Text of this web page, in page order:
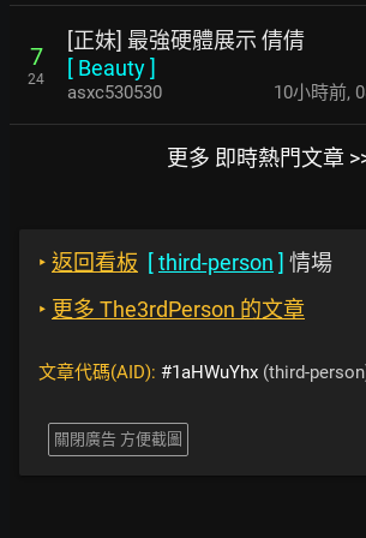
7
24
[正妹] 最強硬體展示 倩倩
[ Beauty]
asxc530530 10小時前,
更多 即時熱門文章
‣ 返回看板 [third-person ] 情場
‣ 更多 The3rdPerson 的文章
文章代碼(AID): #1aHWuYhx (third-
關閉廣告 方便截圖